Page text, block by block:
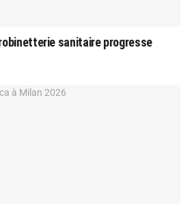
sanitaire progresse